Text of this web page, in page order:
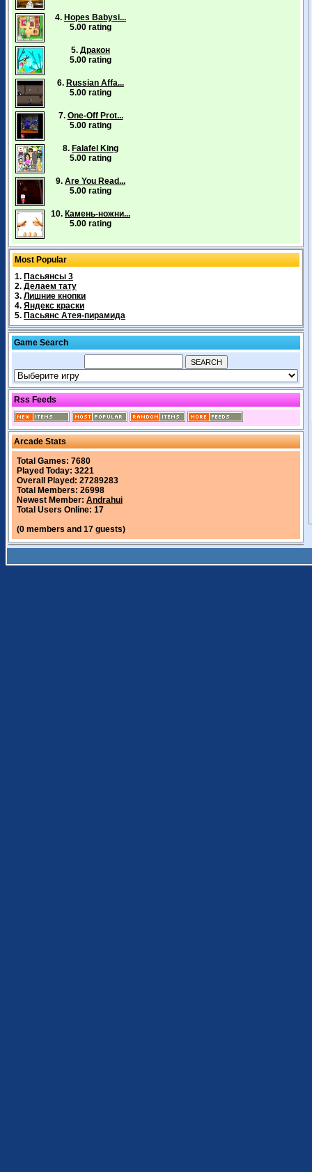
4. Hopes Babysi...
5.00 rating
5. Дракон
5.00 rating
6. Russian Affa...
5.00 rating
7. One-Off Prot...
5.00 rating
8. Falafel King
5.00 rating
9. Are You Read...
5.00 rating
10. Камень-ножни...
5.00 rating
Most Popular
1. Пасьянсы 3
2. Делаем тату
3. Лишние кнопки
4. Яндекс краски
5. Пасьянс Атея-пирамида
Game Search
Rss Feeds
Arcade Stats
Total Games: 7680
Played Today: 3221
Overall Played: 27289283
Total Members: 26998
Newest Member: Andrahui
Total Users Online: 17
(0 members and 17 guests)